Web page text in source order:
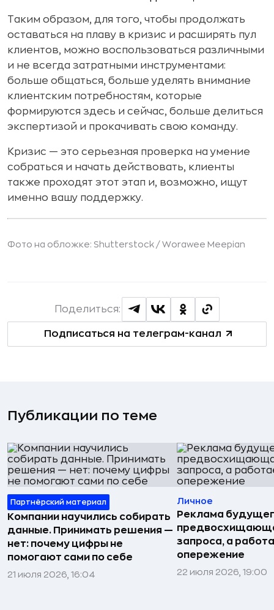
Таким образом, для того, чтобы продолжать
оставаться на плаву в кризис и расширять пул
клиентов, можно воспользоваться различными
и не всегда затратными инструментами:
больше общаться, больше уделять внимание
клиентским потребностям, которые
формируются здесь и сейчас, больше делиться
экспертизой и прокачивать свою команду.
Кризис — это серьезная проверка на умение
собраться и начать действовать, клиенты
также проходят этот этап и, возможно, ищут
именно вашу поддержку.
Фото на обложке: Shutterstock / Worawee Meepian
Подписаться на телеграм-канал
Поделиться:
Публикации по теме
Партнёрский материал
Компании научились собирать
данные. Принимать решения —
нет: почему цифры не
помогают сами по себе
21 июля 2026, 16:04
Личное
Реклама
запроса, а
опережение
22 июля 2026, 19:00